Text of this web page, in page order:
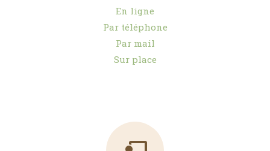
En ligne
Par téléphone
Par mail
Sur place